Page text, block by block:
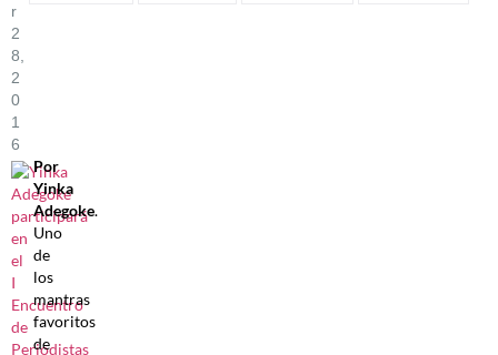
R
2
8,
2
0
1
6
Por
Yinka
Adegoke.
Uno
de
los
mantras
favoritos
de